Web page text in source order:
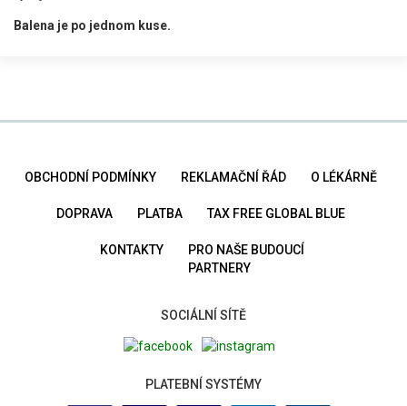
Balena je po jednom kuse.
OBCHODNÍ PODMÍNKY REKLAMAČNÍ ŘÁD O LÉKÁRNĚ
DOPRAVA PLATBA TAX FREE GLOBAL BLUE
KONTAKTY
PRO NAŠE BUDOUCÍ
PARTNERY
SOCIÁLNÍ SÍTĚ
PLATEBNÍ SYSTÉMY